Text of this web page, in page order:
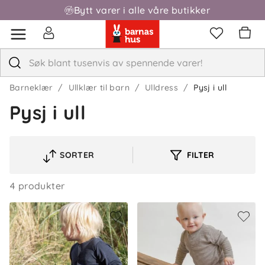
Bytt varer i alle våre butikker
Barneklær Ullklær til barn Ulldress Pysj i ull
Pysj i ull
SORTER FILTER
4 produkter